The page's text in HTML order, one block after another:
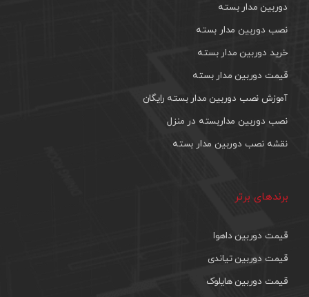
دوربین مدار بسته
نصب دوربین مدار بسته
خرید دوربین مدار بسته
قیمت دوربین مدار بسته
آموزش نصب دوربین مدار بسته رایگان
نصب دوربین مداربسته در منزل
نقشه نصب دوربین مدار بسته
برندهای برتر
قیمت دوربین داهوا
قیمت دوربین تیاندی
قیمت دوربین هایلوک